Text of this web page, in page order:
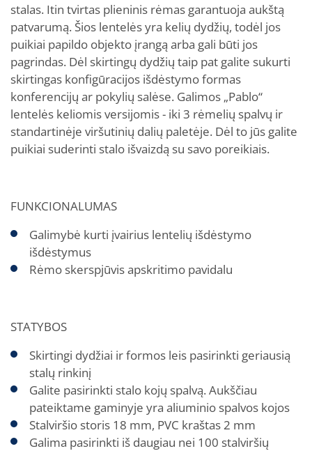
stalas. Itin tvirtas plieninis rėmas garantuoja aukštą
patvarumą. Šios lentelės yra kelių dydžių, todėl jos
puikiai papildo objekto įrangą arba gali būti jos
pagrindas. Dėl skirtingų dydžių taip pat galite sukurti
skirtingas konfigūracijos išdėstymo formas
konferencijų ar pokylių salėse. Galimos „Pablo“
lentelės keliomis versijomis - iki 3 rėmelių spalvų ir
standartinėje viršutinių dalių paletėje. Dėl to jūs galite
puikiai suderinti stalo išvaizdą su savo poreikiais.
FUNKCIONALUMAS
Galimybė kurti įvairius lentelių išdėstymo
išdėstymus
Rėmo skerspjūvis apskritimo pavidalu
STATYBOS
Skirtingi dydžiai ir formos leis pasirinkti geriausią
stalų rinkinį
Galite pasirinkti stalo kojų spalvą. Aukščiau
pateiktame gaminyje yra aliuminio spalvos kojos
Stalviršio storis 18 mm, PVC kraštas 2 mm
Galima pasirinkti iš daugiau nei 100 stalviršių